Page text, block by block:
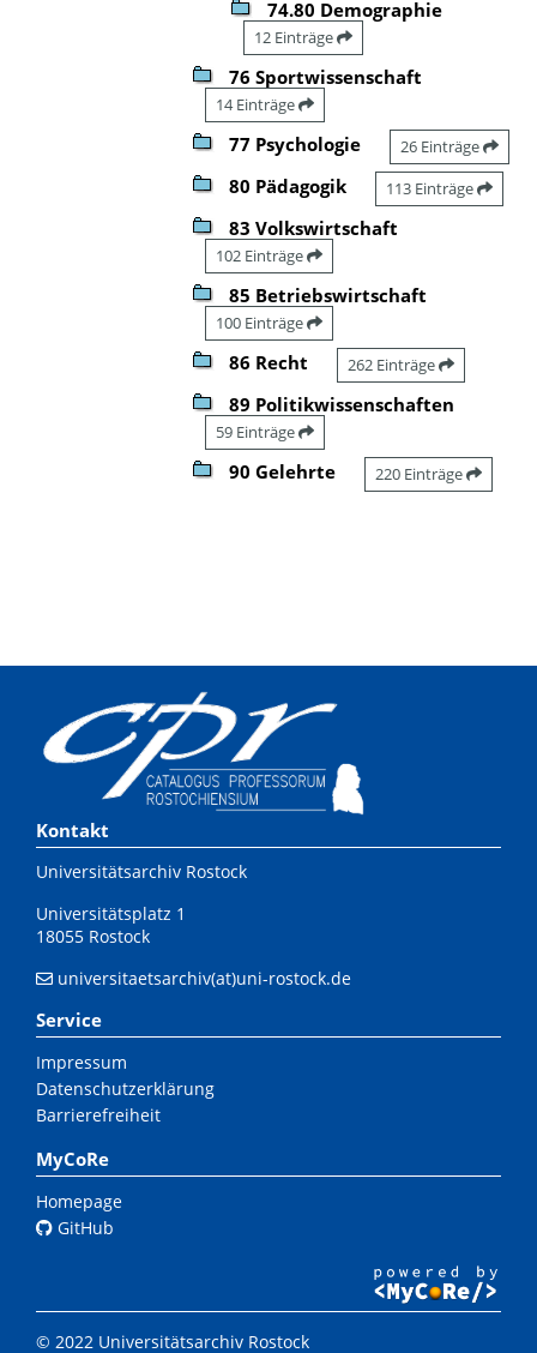
74.80 Demographie
12 Einträge
76 Sportwissenschaft
14 Einträge
77 Psychologie 26 Einträge
80 Pädagogik 113 Einträge
83 Volkswirtschaft
102 Einträge
85 Betriebswirtschaft
100 Einträge
86 Recht 262 Einträge
89 Politikwissenschaften
59 Einträge
90 Gelehrte 220 Einträge
Kontakt
Universitätsarchiv Rostock
Universitätsplatz 1
18055 Rostock
universitaetsarchiv(at)uni-rostock.de
Service
Impressum
Datenschutzerklärung
Barrierefreiheit
MyCoRe
Homepage
GitHub
© 2022 Universitätsarchiv Rostock